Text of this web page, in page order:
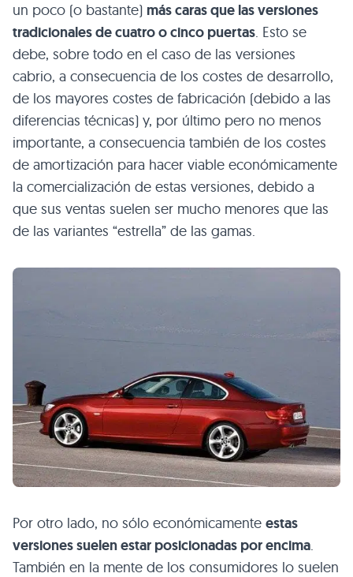
un poco (o bastante) más caras que las versiones
tradicionales de cuatro o cinco puertas. Esto se
debe, sobre todo en el caso de las versiones
cabrio, a consecuencia de los costes de desarrollo,
de los mayores costes de fabricación (debido a las
diferencias técnicas) y, por último pero no menos
importante, a consecuencia también de los costes
de amortización para hacer viable económicamente
la comercialización de estas versiones, debido a
que sus ventas suelen ser mucho menores que las
de las variantes “estrella” de las gamas.
Por otro lado, no sólo económicamente estas
versiones suelen estar posicionadas por encima.
También en la mente de los consumidores lo suelen